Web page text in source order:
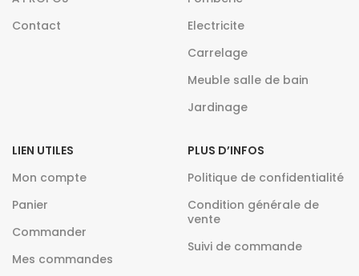
Contact
Electricite
Carrelage
Meuble salle de bain
Jardinage
LIEN UTILES
Mon compte
Panier
Commander
Mes commandes
PLUS D’INFOS
Politique de confidentialité
Condition générale de
vente
Suivi de commande